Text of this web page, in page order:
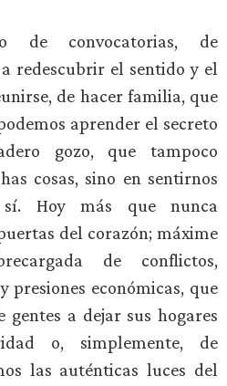
de convocatorias, de
redescubrir el sentido y el
de hacer familia, que
aprender el secreto
gozo, que tampoco
cosas, sino en sentirnos
sí. Hoy más que nunca
del corazón; máxime
de conflictos,
presiones económicas, que
a dejar sus hogares
o, simplemente, de
las auténticas luces del